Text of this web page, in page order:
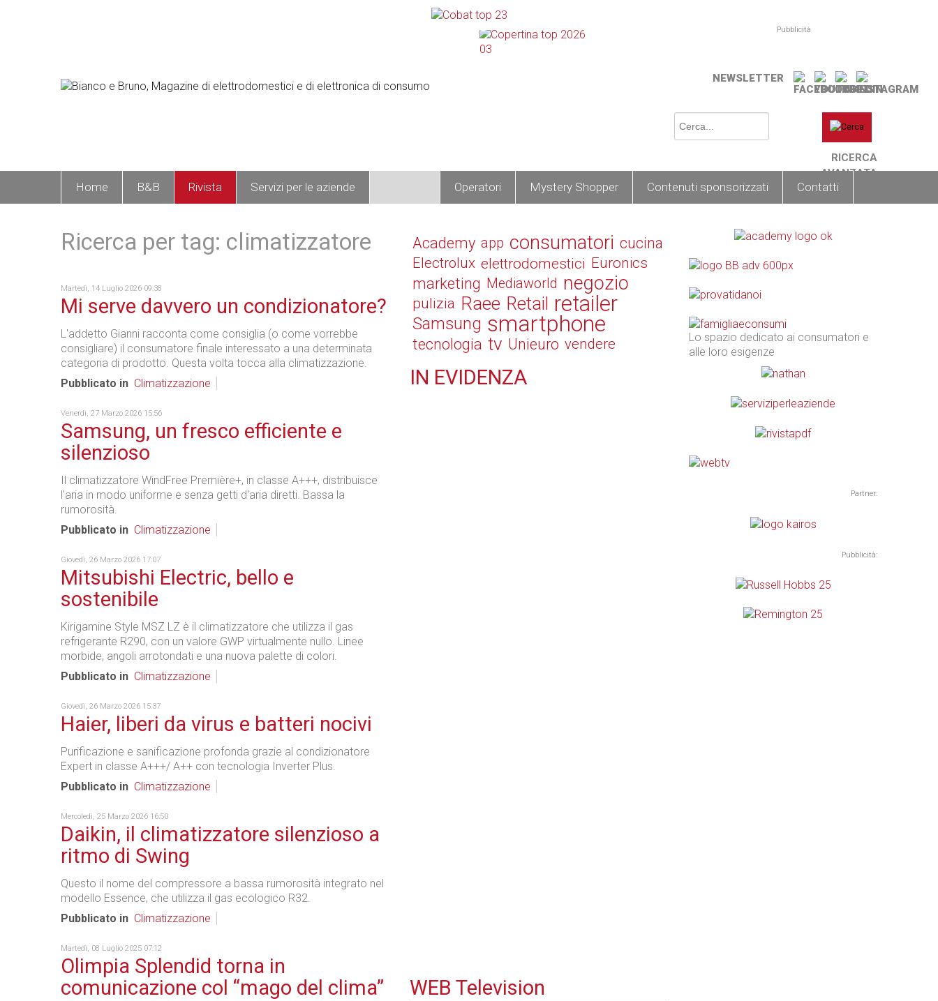
Pubblicità
NEWSLETTER
RICERCA
AVANZATA
Home B&B Rivista Servizi per le aziende Operatori Mystery Shopper Contenuti sponsorizzati Contatti
Ricerca per tag: climatizzatore
Martedì, 14 Luglio 2026 09:38
Mi serve davvero un condizionatore?
L'addetto Gianni racconta come consiglia (o come vorrebbe
consigliare) il consumatore finale interessato a una determinata
categoria di prodotto. Questa volta tocca alla climatizzazione.
Pubblicato in Climatizzazione
Venerdì, 27 Marzo 2026 15:56
Samsung, un fresco efficiente e
silenzioso
Il climatizzatore WindFree Première+, in classe A+++, distribuisce
l'aria in modo uniforme e senza getti d'aria diretti. Bassa la
rumorosità.
Pubblicato in Climatizzazione
Giovedì, 26 Marzo 2026 17:07
Mitsubishi Electric, bello e
sostenibile
Kirigamine Style MSZ LZ è il climatizzatore che utilizza il gas
refrigerante R290, con un valore GWP virtualmente nullo. Linee
morbide, angoli arrotondati e una nuova palette di colori.
Pubblicato in Climatizzazione
Giovedì, 26 Marzo 2026 15:37
Haier, liberi da virus e batteri nocivi
Purificazione e sanificazione profonda grazie al condizionatore
Expert in classe A+++/ A++ con tecnologia Inverter Plus.
Pubblicato in Climatizzazione
Mercoledì, 25 Marzo 2026 16:50
Daikin, il climatizzatore silenzioso a
ritmo di Swing
Questo il nome del compressore a bassa rumorosità integrato nel
modello Essence, che utilizza il gas ecologico R32.
Pubblicato in Climatizzazione
Martedì, 08 Luglio 2025 07:12
Olimpia Splendid torna in
comunicazione col “mago del clima”
Academy app consumatori cucina
Electrolux elettrodomestici Euronics
marketing Mediaworld negozio
pulizia Raee Retail retailer
Samsung smartphone
tecnologia tv Unieuro vendere
IN EVIDENZA
WEB Television
Lo spazio dedicato ai consumatori e
alle loro esigenze
Partner:
Pubblicità: